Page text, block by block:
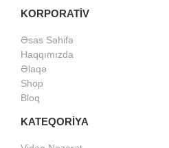
KORPORATİV
Əsas Səhifə
Haqqımızda
Əlaqə
Shop
Bloq
KATEQORİYA